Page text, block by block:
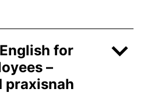
English for
–